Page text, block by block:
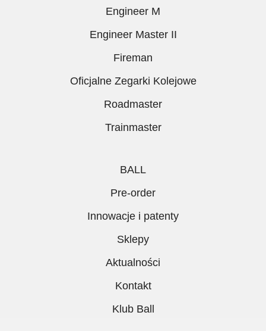
Engineer M
Engineer Master II
Fireman
Oficjalne Zegarki Kolejowe
Roadmaster
Trainmaster
BALL
Pre-order
Innowacje i patenty
Sklepy
Aktualności
Kontakt
Klub Ball